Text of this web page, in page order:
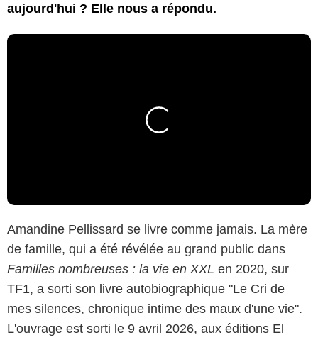
aujourd'hui ? Elle nous a répondu.
Amandine Pellissard se livre comme jamais. La mère
de famille, qui a été révélée au grand public dans
Familles nombreuses : la vie en XXL en 2020, sur
TF1, a sorti son livre autobiographique "Le Cri de
mes silences, chronique intime des maux d'une vie".
L'ouvrage est sorti le 9 avril 2026, aux éditions El